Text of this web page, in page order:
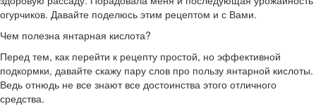
огурчиков. Давайте поделюсь этим рецептом и с Вами.
Чем полезна янтарная кислота?
Перед тем, как перейти к рецепту простой, но эффективной
подкормки, давайте скажу пару слов про пользу янтарной кислоты.
Ведь отнюдь не все знают все достоинства этого отличного
средства.